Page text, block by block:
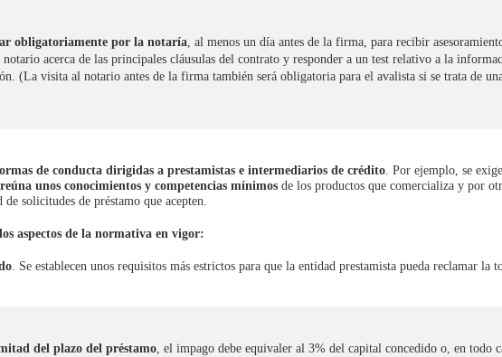
obligatoriamente por la notaría, al menos un día antes de la firma, para recibir
acerca de las principales cláusulas del contrato y responder a un test relativo a la
(La visita al notario antes de la firma también será obligatoria para el avalista si se trata de
de conducta dirigidas a prestamistas e intermediarios de crédito. Por ejemplo, se
reúna unos conocimientos y competencias mínimos de los productos que comercializa y por
solicitudes de préstamo que acepten.
aspectos de la normativa en vigor:
. Se establecen unos requisitos más estrictos para que la entidad prestamista pueda reclamar la
del plazo del préstamo, el impago debe equivaler al 3% del capital concedido o, en todo